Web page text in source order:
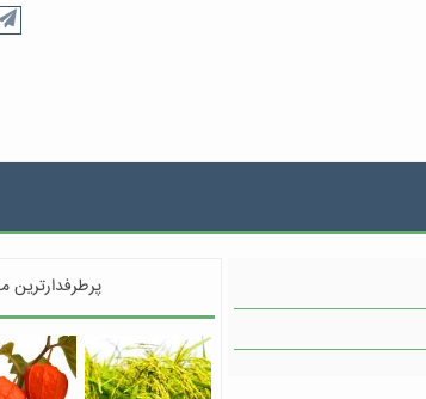
پرطرفدارترین